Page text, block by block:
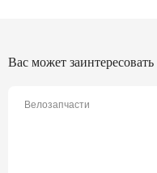
Вас может заинтересовать
Велозапчасти